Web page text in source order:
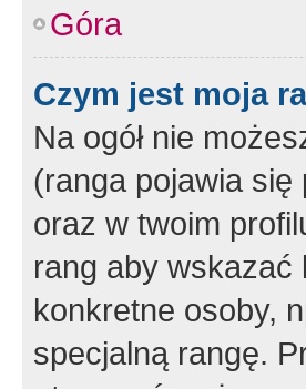
Góra
Czym jest moja
Na ogół nie
(ranga pojawia
oraz w twoim
rang aby wskazać
konkretne osoby,
specjalną rangę.